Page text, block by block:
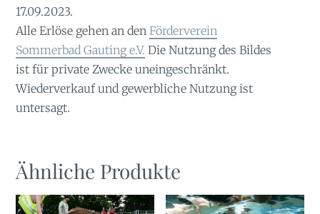
17.09.2023.
Alle Erlöse gehen an denFörderverein
Sommerbad Gauting e.V. Die Nutzung des Bildes
ist für private Zwecke uneingeschränkt.
Wiederverkauf und gewerbliche Nutzung ist
untersagt.
Ähnliche Produkte